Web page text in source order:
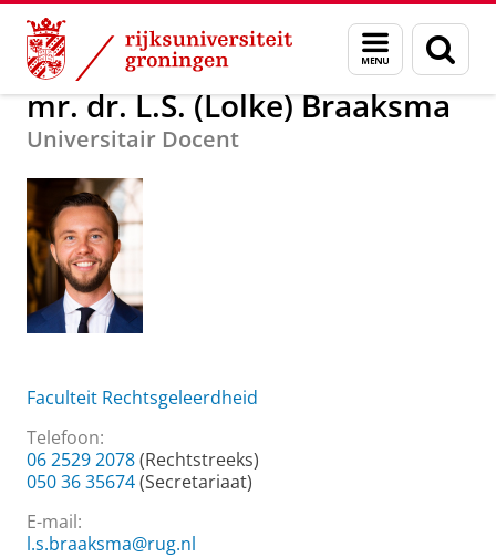
Skip
Content
Skip
Navigation
Menu
en
zoeken
Over ons mr. dr. L.S. (Lolke) Braaksma
mr. dr. L.S. (Lolke) Braaksma
Universitair Docent
Faculteit Rechtsgeleerdheid
Telefoon:
06 2529 2078(Rechtstreeks)
050 36 35674(Secretariaat)
E-mail:
l.s.braaksma@rug.nl